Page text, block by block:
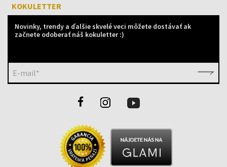
KOKULETTER
Novinky, trendy a ďalšie skvelé veci môžete dostávať ak
začnete odoberať náš kokuletter :)
E-mail*